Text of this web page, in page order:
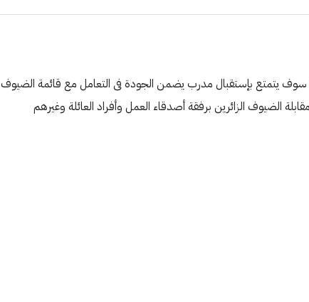
سوف يتمتع بإستقبال مدرب يضمن الجودة فى التعامل مع قائمة الضيوف
الضيوف الزائرين برفقة أصدقاء العمل وأفراد العائلة وغيرهم